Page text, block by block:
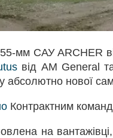
мм САУ ARCHER
від AM General
нової
Контрактним
на